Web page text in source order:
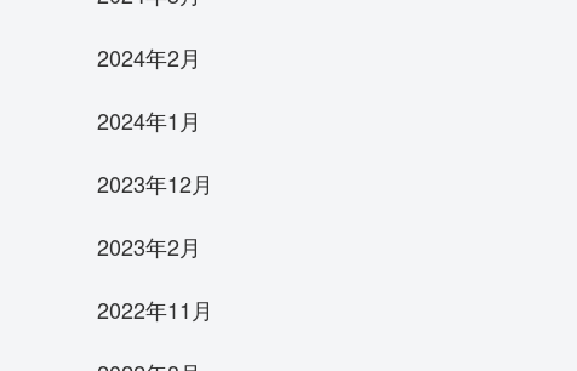
2024年2月
2024年1月
2023年12月
2023年2月
2022年11月